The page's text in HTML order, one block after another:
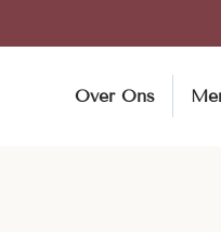
Over Ons